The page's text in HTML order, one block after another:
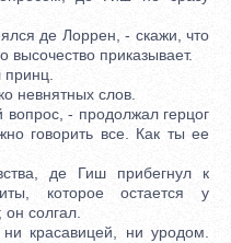
де Лоррен, - скажи, что
высочество приказывает.
невнятных слов.
- продолжал герцог
говорить все. Как ты ее
де Гиш прибегнул к
которое остается у
он солгал.
ни уродом.